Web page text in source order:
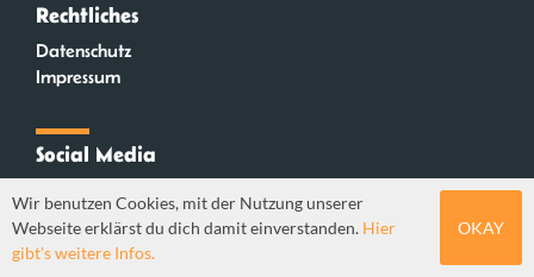
Rechtliches
Datenschutz
Impressum
Social Media
Mastodon
Wir benutzen Cookies, mit der Nutzung unserer
Webseite erklärst du dich damit einverstanden. Hier
gibt's weitere Infos.
OKAY